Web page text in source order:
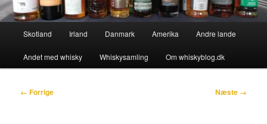
Skotland Irland Danmark Amerika Andre lande
Andet med whisky Whiskysamling Om whiskyblog.dk
Billednavigation
← Forrige Næste →